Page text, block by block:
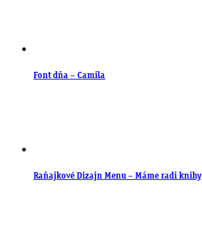
Font dňa – Camila
Raňajkové Dizajn Menu – Máme radi knihy